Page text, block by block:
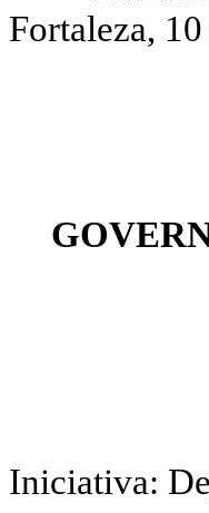
Fortaleza,
Iniciativa: